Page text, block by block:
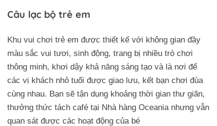
Câu lạc bộ trẻ em
Khu vui chơi trẻ em được thiết kế với không gian đầy
màu sắc vui tươi, sinh động, trang bị nhiều trò chơi
thông minh, khơi dậy khả năng sáng tạo và là nơi để
các vị khách nhỏ tuổi được giao lưu, kết bạn chơi đùa
cùng nhau. Bạn sẽ tận dụng khoảng thời gian thư giãn,
thưởng thức tách café tại Nhà hàng Oceania nhưng vẫn
quan sát được các hoạt động của bé